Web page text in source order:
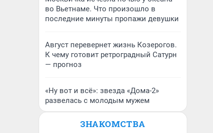
во Вьетнаме. Что произошло в
последние минуты пропажи девушки
Август перевернет жизнь Козерогов.
К чему готовит ретроградный Сатурн
— прогноз
«Ну вот и всё»: звезда «Дома-2»
развелась с молодым мужем
ЗНАКОМСТВА